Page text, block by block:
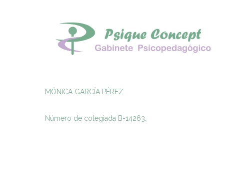
MÓNICA GARCÍA PÉREZ
Número de colegiada B-14263.